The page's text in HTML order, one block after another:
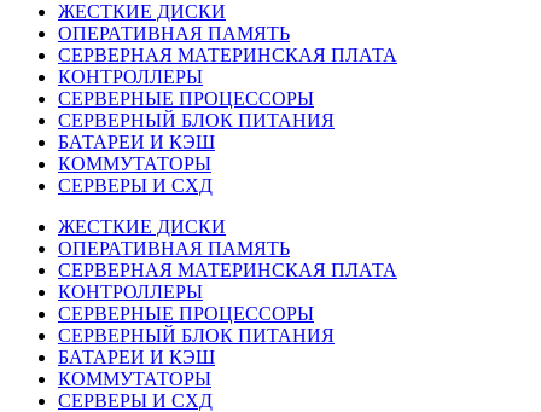
ЖЕСТКИЕ ДИСКИ
ОПЕРАТИВНАЯ ПАМЯТЬ
СЕРВЕРНАЯ МАТЕРИНСКАЯ ПЛАТА
КОНТРОЛЛЕРЫ
СЕРВЕРНЫЕ ПРОЦЕССОРЫ
СЕРВЕРНЫЙ БЛОК ПИТАНИЯ
БАТАРЕИ И КЭШ
КОММУТАТОРЫ
СЕРВЕРЫ И СХД
ЖЕСТКИЕ ДИСКИ
ОПЕРАТИВНАЯ ПАМЯТЬ
СЕРВЕРНАЯ МАТЕРИНСКАЯ ПЛАТА
КОНТРОЛЛЕРЫ
СЕРВЕРНЫЕ ПРОЦЕССОРЫ
СЕРВЕРНЫЙ БЛОК ПИТАНИЯ
БАТАРЕИ И КЭШ
КОММУТАТОРЫ
СЕРВЕРЫ И СХД